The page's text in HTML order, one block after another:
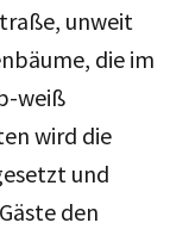
unweit
die im
weiß
wird die
und
den